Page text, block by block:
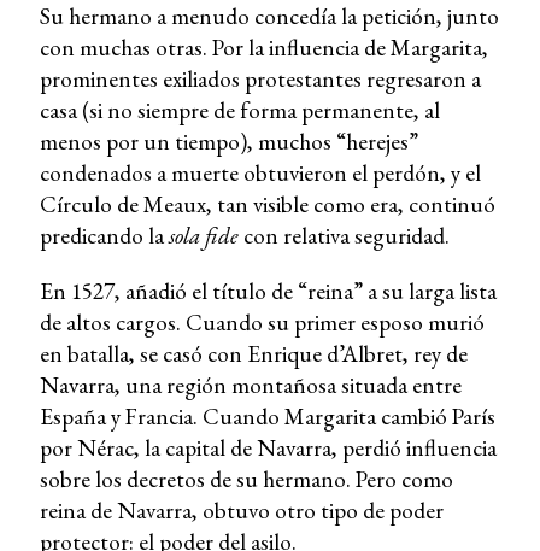
Su hermano a menudo concedía la petición, junto
con muchas otras. Por la influencia de Margarita,
prominentes exiliados protestantes regresaron a
casa (si no siempre de forma permanente, al
menos por un tiempo), muchos “herejes”
condenados a muerte obtuvieron el perdón, y el
Círculo de Meaux, tan visible como era, continuó
predicando lasola fidecon relativa seguridad.
En 1527, añadió el título de “reina” a su larga lista
de altos cargos. Cuando su primer esposo murió
en batalla, se casó con Enrique d’Albret, rey de
Navarra, una región montañosa situada entre
España y Francia. Cuando Margarita cambió París
por Nérac, la capital de Navarra, perdió influencia
sobre los decretos de su hermano. Pero como
reina de Navarra, obtuvo otro tipo de poder
protector: el poder del asilo.